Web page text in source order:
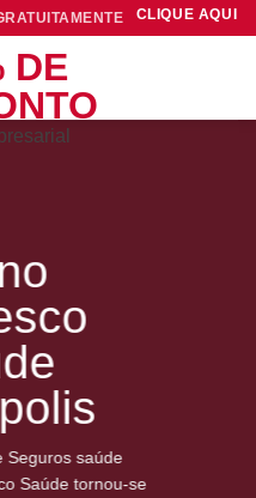
CLIQUE AQUI
Seguros saúde
Saúde tornou-se